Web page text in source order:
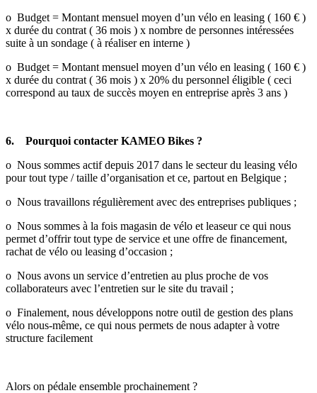
o Budget = Montant mensuel moyen d’un vélo en leasing ( 160 € )
x durée du contrat ( 36 mois ) x nombre de personnes intéressées
suite à un sondage ( à réaliser en interne )
o Budget = Montant mensuel moyen d’un vélo en leasing ( 160 € )
x durée du contrat ( 36 mois ) x 20% du personnel éligible ( ceci
correspond au taux de succès moyen en entreprise après 3 ans )
6. Pourquoi contacter KAMEO Bikes ?
o Nous sommes actif depuis 2017 dans le secteur du leasing vélo
pour tout type / taille d’organisation et ce, partout en Belgique ;
o Nous travaillons régulièrement avec des entreprises publiques ;
o Nous sommes à la fois magasin de vélo et leaseur ce qui nous
permet d’offrir tout type de service et une offre de financement,
rachat de vélo ou leasing d’occasion ;
o Nous avons un service d’entretien au plus proche de vos
collaborateurs avec l’entretien sur le site du travail ;
o Finalement, nous développons notre outil de gestion des plans
vélo nous-même, ce qui nous permets de nous adapter à votre
structure facilement
Alors on pédale ensemble prochainement ?